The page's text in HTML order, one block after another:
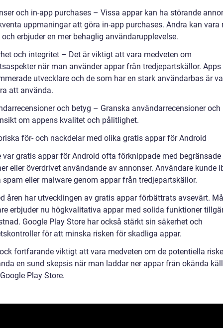
och in-app purchases – Vissa appar kan ha störande
uppmaningar att göra in-app purchases. Andra kan vara
erbjuder en mer behaglig användarupplevelse.
och integritet – Det är viktigt att vara medveten om
när man använder appar från tredjepartskällor.
utvecklare och de som har en stark användarbas är
att använda.
och betyg – Granska användarrecensioner och
om appens kvalitet och pålitlighet.
för- och nackdelar med olika gratis appar för Android
var gratis appar för Android ofta förknippade med begränsade
eller överdrivet användande av annonser. Användare kunde
spam eller malware genom appar från tredjepartskällor.
åren har utvecklingen av gratis appar förbättrats avsevärt.
erbjuder nu högkvalitativa appar med solida funktioner
Google Play Store har också stärkt sin säkerhet och
för att minska risken för skadliga appar.
fortfarande viktigt att vara medveten om de potentiella
en sund skepsis när man laddar ner appar från okända
Play Store.